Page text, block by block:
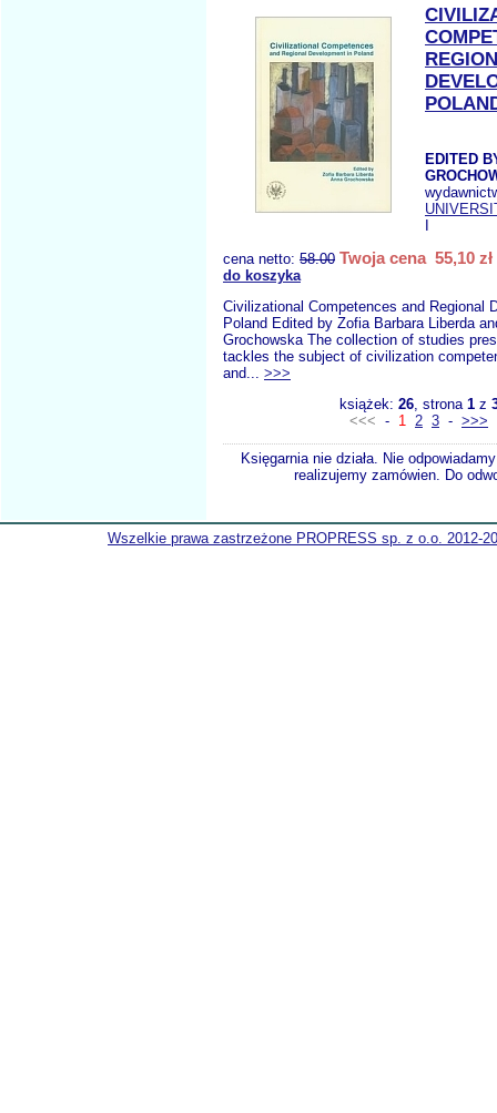
EDITED
cena netto: 58.00 Twoja cena 55,10 zł
do koszyka
Civilizational Competences and Regional
Poland Edited by Zofia Barbara Liberda
Grochowska The collection of studies
tackles the subject of civilization
and... >>>
książek: 26, strona 1z
<<< - 1 2 3 - >>>
Księgarnia nie działa. Nie
realizujemy zamówien. Do
Wszelkie prawa zastrzeżone PROPRESS sp. z o.o. 2012-